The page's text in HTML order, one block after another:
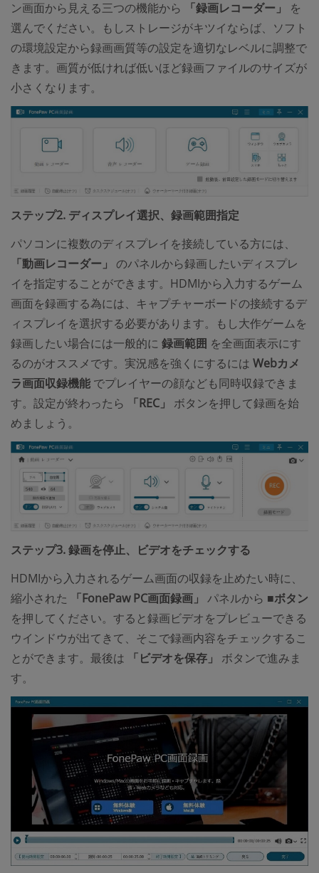
ン画面から見える三つの機能から 「録画レコーダー」
を
選んでください。もしストレージがキツイならば、ソフト
の環境設定から録画画質等の設定を適切なレベルに調整で
きます。画質が低ければ低いほど録画ファイルのサイズが
小さくなります。
ステップ2. ディスプレイ選択、録画範囲指定
パソコンに複数のディスプレイを接続している方には、
「動画レコーダー」 のパネルから録画したいディスプレ
イを指定することができます。HDMIから入力するゲーム
画面を録画する為には、キャプチャーボードの接続するデ
ィスプレイを選択する必要があります。もし大作ゲームを
録画したい場合には一般的に 録画範囲 を全画面表示にす
るのがオススメです。実況感を強くにするには Webカメ
ラ画面収録機能 でプレイヤーの顔なども同時収録できま
す。設定が終わったら
「REC」
ボタンを押して録画を始
めましょう。
ステップ3. 録画を停止、ビデオをチェックする
HDMIから入力されるゲーム画面の収録を止めたい時に、
縮小された
「FonePaw PC画面録画」 パネルから ■ボタン
を押してください。すると録画ビデオをプレビューできる
ウインドウが出てきて、そこで録画内容をチェックするこ
とができます。最後は
「ビデオを保存」
ボタンで進みま
す。